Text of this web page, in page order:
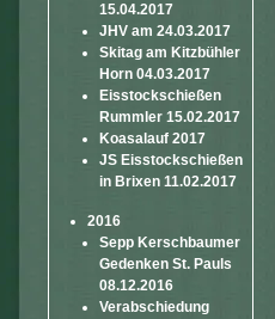
15.04.2017
JHV am 24.03.2017
Skitag am Kitzbühler
Horn 04.03.2017
Eisstockschießen
Rummler 15.02.2017
Koasalauf 2017
JS Eisstockschießen
in Brixen 11.02.2017
2016
Sepp Kerschbaumer
Gedenken St. Pauls
08.12.2016
Verabschiedung